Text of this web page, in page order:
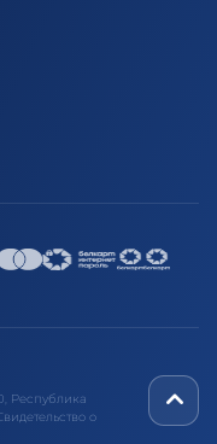
Республика
о